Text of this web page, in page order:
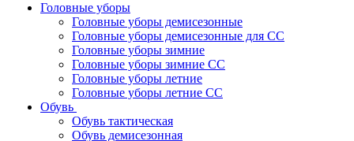
Головные уборы
Головные уборы демисезонные
Головные уборы демисезонные для СС
Головные уборы зимние
Головные уборы зимние СС
Головные уборы летние
Головные уборы летние СС
Обувь
Обувь тактическая
Обувь демисезонная